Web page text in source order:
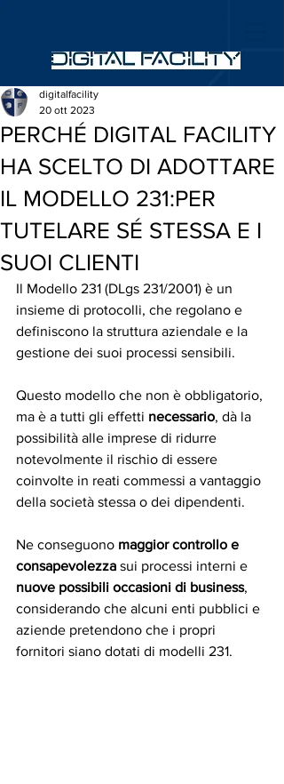
PERCHÉ DIGITAL FACILITY
HA SCELTO DI ADOTTARE
IL MODELLO 231:PER
TUTELARE SÉ STESSA E I
SUOI CLIENTI
digitalfacility
20 ott 2023
Il Modello 231 (DLgs 231/2001) è un
insieme di protocolli, che regolano e
definiscono la struttura aziendale e la
gestione dei suoi processi sensibili.
Questo modello che non è obbligatorio,
ma è a tutti gli effetti necessario, dà la
possibilità alle imprese di ridurre
notevolmente il rischio di essere
coinvolte in reati commessi a vantaggio
della società stessa o dei dipendenti.
Ne conseguono maggior controllo e
consapevolezza sui processi interni e
nuove possibili occasioni di business,
considerando che alcuni enti pubblici e
aziende pretendono che i propri
fornitori siano dotati di modelli 231.